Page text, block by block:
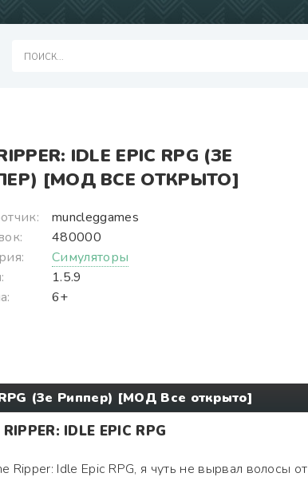
IDLE EPIC RPG (ЗЕ
[МОД ВСЕ ОТКРЫТО]
muncleggames
480000
Симуляторы
1.5.9
6+
(Зе Риппер) [МОД Все открыто]
IDLE EPIC RPG
Ripper: Idle Epic RPG, я чуть не вырвал волосы от